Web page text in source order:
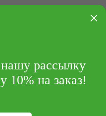
×
рассылку
10% на заказ!